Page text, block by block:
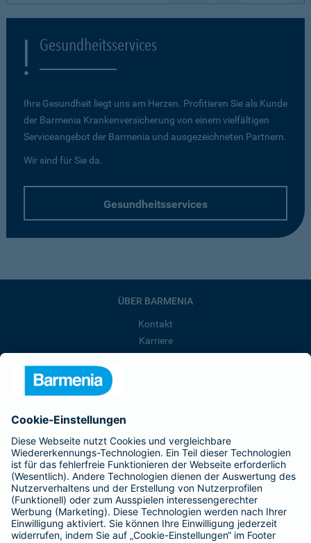
Gesundheitsservices
Ihre Gesundheit liegt uns am Herzen. Profitieren Sie als Kunde
der Barmenia Krankenversicherung von einem vielfältigen
Serviceangebot der Barmenia und ausgezeichneten Partnern.
Wir sind für Sie da.
Gesundheitsservices
ÜBER BARMENIA
Kontakt
Karriere
Barmenia ist Teil der BarmeniaGothaer
BELIEBTE SEITEN
Kranken-Zusatzversicherung
Tierversicherungen
Haftpflichtversicherung
Hausratversicherung